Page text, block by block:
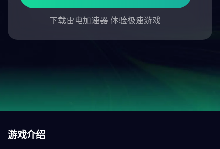
下载雷电加速器 体验极速游戏
游戏介绍